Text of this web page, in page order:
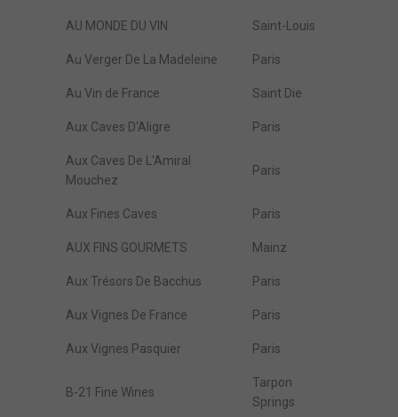
AU MONDE DU VIN Saint-Louis
Au Verger De La Madeleine Paris
Au Vin de France Saint Die
Aux Caves D'Aligre Paris
Aux Caves De L'Amiral
Mouchez
Paris
Aux Fines Caves Paris
AUX FINS GOURMETS Mainz
Aux Trésors De Bacchus Paris
Aux Vignes De France Paris
Aux Vignes Pasquier Paris
B-21 Fine Wines
Tarpon
Springs